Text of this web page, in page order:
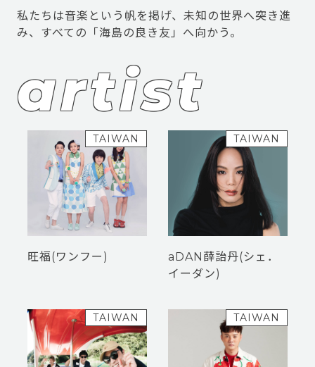
私たちは音楽という帆を掲げ、未知の世界へ突き進
artist
TAIWAN
旺福(ワンフー)
TAIWAN
aDAN薛詒丹(シェ．
イーダン)
TAIWAN TAIWAN